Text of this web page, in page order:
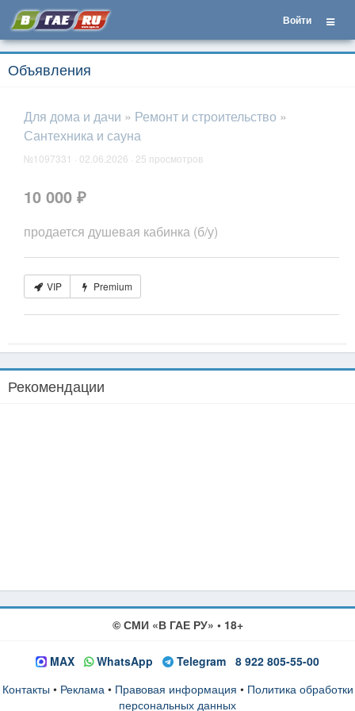
Войти
Объявления
Для дома и дачи » Ремонт и строительство »
Сантехника и сауна
№1097331 · 02.06.2026 · 25 просмотров
10 000 ₽
продается душевая кабинка (б/у)
VIP Premium
Рекомендации
© СМИ «В ГАЕ РУ» • 18+
MAX WhatsApp Telegram 8 922 805-55-00
Контакты • Реклама• Правовая информация • Политика обработки
персональных данных